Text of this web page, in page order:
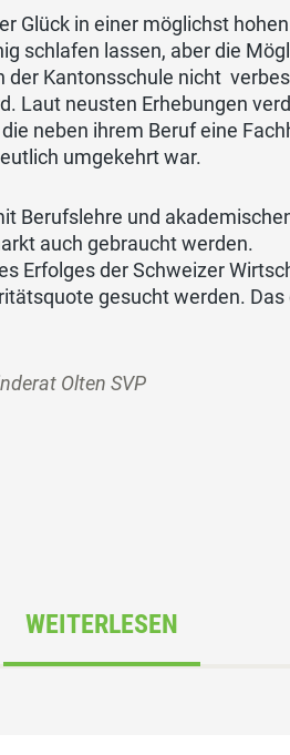
Glück in einer möglichst
schlafen lassen, aber die
der Kantonsschule nicht
Laut neusten Erhebungen
neben ihrem Beruf eine
umgekehrt war.
Berufslehre und
auch gebraucht werden.
Erfolges der Schweizer
gesucht werden.
Olten SVP
WEITERLESEN